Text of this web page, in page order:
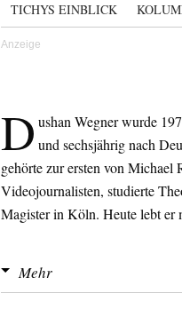
TICHYS EINBLICK
D ushan Wegner wurde
und sechsjährig nach
gehörte zur ersten von Michael
Videojournalisten, studierte
Magister in Köln. Heute lebt er
nicht gerade Seminare zur
Mehr